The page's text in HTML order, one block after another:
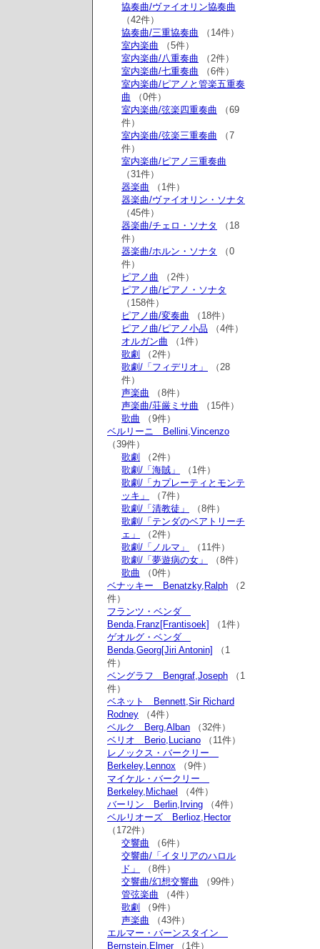
協奏曲/ヴァイオリン協奏曲
（42件）
協奏曲/三重協奏曲 （14件）
室内楽曲 （5件）
室内楽曲/八重奏曲 （2件）
室内楽曲/七重奏曲 （6件）
室内楽曲/ピアノと管楽五重奏
曲 （0件）
室内楽曲/弦楽四重奏曲 （69
件）
室内楽曲/弦楽三重奏曲 （7
件）
室内楽曲/ピアノ三重奏曲
（31件）
器楽曲 （1件）
器楽曲/ヴァイオリン・ソナタ
（45件）
器楽曲/チェロ・ソナタ
（18
件）
器楽曲/ホルン・ソナタ
（0
件）
ピアノ曲 （2件）
ピアノ曲/ピアノ・ソナタ
（158件）
ピアノ曲/変奏曲 （18件）
ピアノ曲/ピアノ小品 （4件）
オルガン曲 （1件）
歌劇
（2件）
歌劇/「フィデリオ」
（28
件）
声楽曲 （8件）
声楽曲/荘厳ミサ曲 （15件）
歌曲 （9件）
ベルリーニ Bellini,Vincenzo
（39件）
歌劇
（2件）
歌劇/「海賊」
（1件）
歌劇/「カプレーティとモンテ
ッキ」
（7件）
歌劇/「清教徒」
（8件）
歌劇/「テンダのベアトリーチ
ェ」
（2件）
歌劇/「ノルマ」
（11件）
歌劇/「夢遊病の女」
（8件）
歌曲 （0件）
ベナッキー Benatzky,Ralph （2
件）
フランツ・ベンダ
Benda,Franz[Frantisoek]
（1件）
ゲオルグ・ベンダ
Benda,Georg[Jiri Antonin]
（1
件）
ベングラフ Bengraf,Joseph （1
件）
ベネット Bennett,Sir Richard
Rodney （4件）
ベルク Berg,Alban （32件）
ベリオ Berio,Luciano （11件）
レノックス・バークリー
Berkeley,Lennox （9件）
マイケル・バークリー
Berkeley,Michael
（4件）
バーリン Berlin,Irving （4件）
ベルリオーズ Berlioz,Hector
（172件）
交響曲 （6件）
交響曲/「イタリアのハロル
ド」
（8件）
交響曲/幻想交響曲 （99件）
管弦楽曲 （4件）
歌劇
（9件）
声楽曲 （43件）
エルマー・バーンスタイン
Bernstein,Elmer（1件）